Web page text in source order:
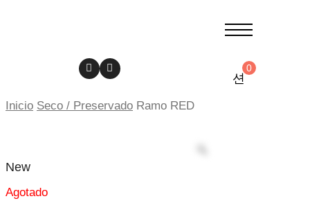
0
Inicio Seco / Preservado Ramo RED
New
Agotado